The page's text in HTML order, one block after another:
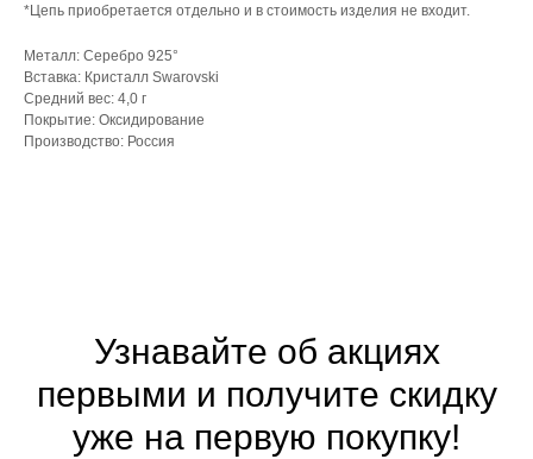
*Цепь приобретается отдельно и в стоимость изделия не входит.
Металл: Серебро 925°
Вставка: Кристалл Swarovski
Средний вес: 4,0 г
Покрытие: Оксидирование
Производство: Россия
Узнавайте об акциях
первыми и получите скидку
уже на первую покупку!